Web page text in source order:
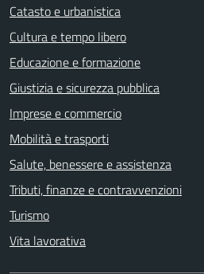
Catasto e urbanistica
Cultura e tempo libero
Educazione e formazione
Giustizia e sicurezza pubblica
Imprese e commercio
Mobilità e trasporti
Salute, benessere e assistenza
Tributi, finanze e contravvenzioni
Turismo
Vita lavorativa